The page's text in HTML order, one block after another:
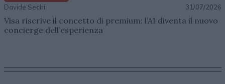
Davide Sechi 31/07/2026
Visa riscrive il concetto di premium: l’AI diventa il nuovo
concierge dell’esperienza